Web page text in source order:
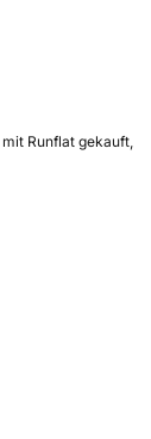
Runflat gekauft,